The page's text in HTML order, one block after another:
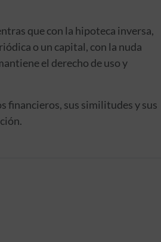
que con la hipoteca inversa,
o un capital, con la nuda
el derecho de uso y
financieros, sus similitudes y sus